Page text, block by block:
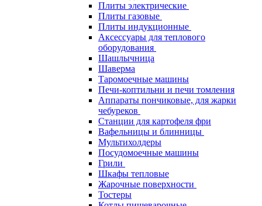
Плиты электрические
Плиты газовые
Плиты индукционные
Аксессуары для теплового
оборудования
Шашлычница
Шаверма
Таромоечные машины
Печи-коптильни и печи томления
Аппараты пончиковые, для жарки
чебуреков
Станции для картофеля фри
Вафельницы и блинницы
Мультихолдеры
Посудомоечные машины
Грили
Шкафы тепловые
Жарочные поверхности
Тостеры